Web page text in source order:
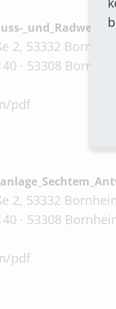
2, 53332
· 53308
pdf
2, 53332
· 53308
pdf